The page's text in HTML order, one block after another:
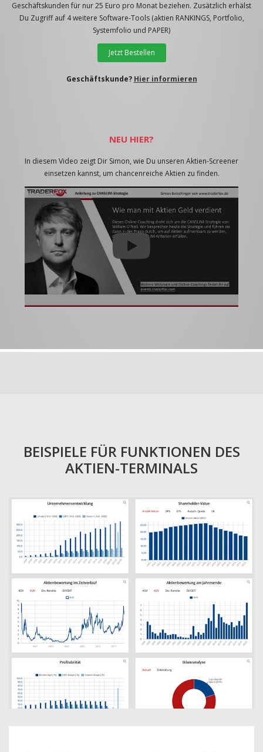
Geschäftskunden für nur 25 Euro pro Monat beziehen. Zusätzlich erhälst
Du Zugriff auf 4 weitere Software-Tools (aktien RANKINGS, Portfolio,
Systemfolio und PAPER)
Jetzt Bestellen
Geschäftskunde? Hier informieren
NEU HIER?
In diesem Video zeigt Dir Simon, wie Du unseren Aktien-Screener
einsetzen kannst, um chancenreiche Aktien zu finden.
BEISPIELE FÜR FUNKTIONEN DES
AKTIEN-TERMINALS